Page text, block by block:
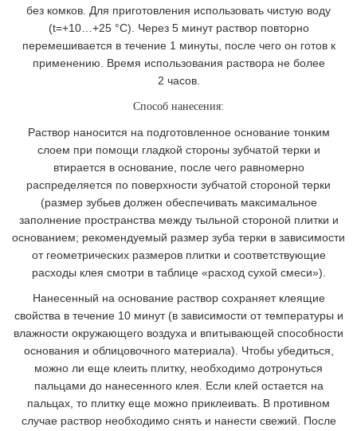
без комков. Для приготовления использовать чистую воду
(t=+10…+25 °C). Через 5 минут раствор повторно
перемешивается в течение 1 минуты, после чего он готов к
применению. Время использования раствора не более
2 часов.
Способ нанесения:
Раствор наносится на подготовленное основание тонким
слоем при помощи гладкой стороны зубчатой терки и
втирается в основание, после чего равномерно
распределяется по поверхности зубчатой стороной терки
(размер зубьев должен обеспечивать максимальное
заполнение пространства между тыльной стороной плитки и
основанием; рекомендуемый размер зуба терки в зависимости
от геометрических размеров плитки и соответствующие
расходы клея смотри в таблице «расход сухой смеси»).
Нанесенный на основание раствор сохраняет клеящие
свойства в течение 10 минут (в зависимости от температуры и
влажности окружающего воздуха и впитывающей способности
основания и облицовочного материала). Чтобы убедиться,
можно ли еще клеить плитку, необходимо дотронуться
пальцами до нанесенного клея. Если клей остается на
пальцах, то плитку еще можно приклеивать. В противном
случае раствор необходимо снять и нанести свежий. После